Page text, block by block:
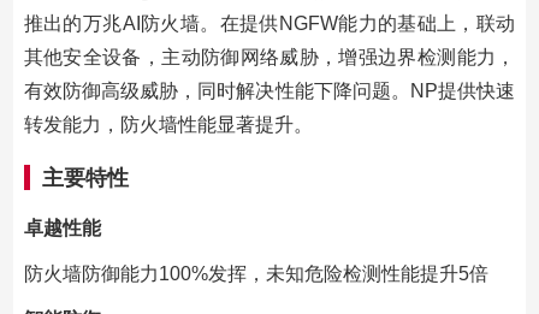
推出的万兆AI防火墙。在提供NGFW能力的基础上，联动
其他安全设备，主动防御网络威胁，增强边界检测能力，
有效防御高级威胁，同时解决性能下降问题。NP提供快速
转发能力，防火墙性能显著提升。
主要特性
卓越性能
防火墙防御能力100%发挥，未知危险检测性能提升5倍